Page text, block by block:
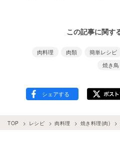
この記事に関す
肉料理 肉類 簡単レシピ
焼き鳥
TOP レシピ 肉料理 焼き料理(肉)